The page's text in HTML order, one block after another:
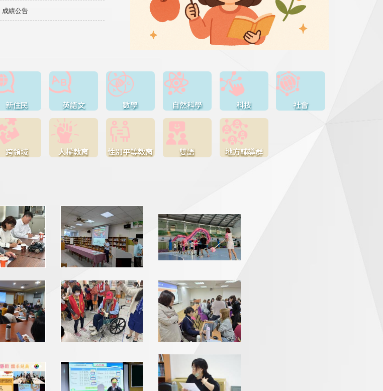
成績公告
新住民 英語文 數學 自然科學 科技 社會
跨領域 人權教育 性別平等教育 雙語 地方輔導群